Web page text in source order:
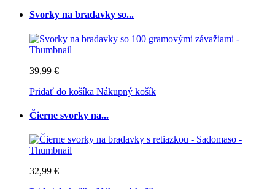
Svorky na bradavky so...
39,99 €
Pridať do košíka Nákupný košík
Čierne svorky na...
32,99 €